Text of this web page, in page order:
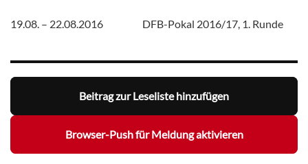
19.08. – 22.08.2016 DFB-Pokal 2016/17, 1. Runde
Beitrag zur Leseliste hinzufügen
Browser-Push für Meldung aktivieren